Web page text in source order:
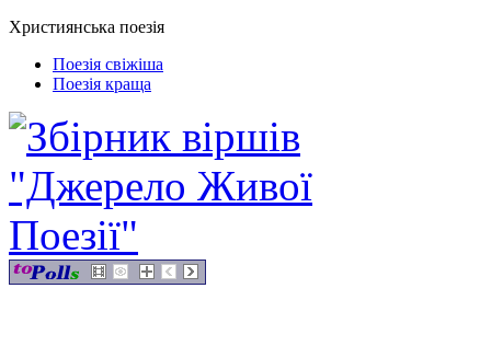
Християнська поезія
Поезія свіжіша
Поезія краща